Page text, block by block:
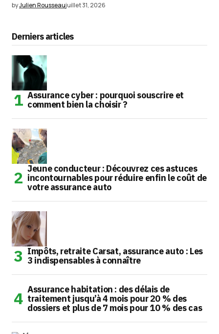
byJulien Rousseaujuillet 31, 2026
Derniers articles
Assurance cyber : pourquoi souscrire et
comment bien la choisir ?
Jeune conducteur : Découvrez ces astuces
incontournables pour réduire enfin le coût de
votre assurance auto
Impôts, retraite Carsat, assurance auto : Les
3 indispensables à connaître
Assurance habitation : des délais de
traitement jusqu’à 4 mois pour 20 % des
dossiers et plus de 7 mois pour 10 % des cas